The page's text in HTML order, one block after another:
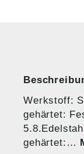
Werkstoff:
gehärtet:
gehärtet:…